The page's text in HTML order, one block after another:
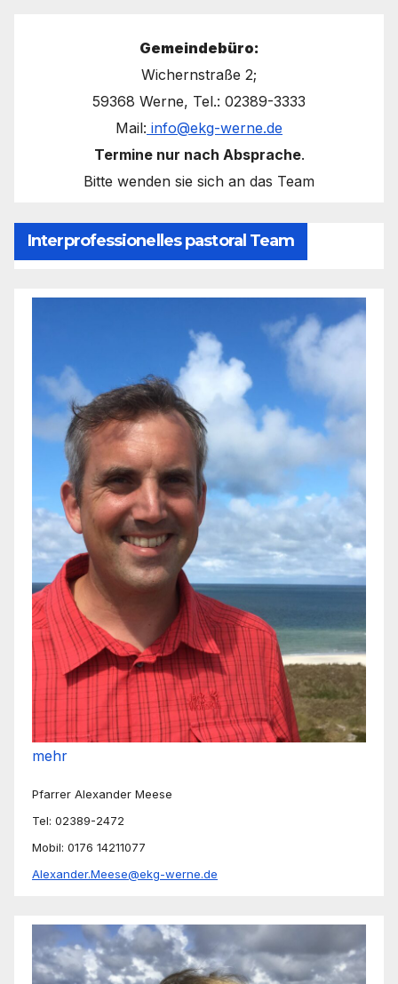
Gemeindebüro:
Wichernstraße 2;
59368 Werne, Tel.: 02389-3333
Mail: info@ekg-werne.de
Termine nur nach Absprache.
Bitte wenden sie sich an das Team
Interprofessionelles pastoral Team
mehr
Pfarrer Alexander Meese
Tel: 02389-2472
Mobil: 0176 14211077
Alexander.Meese@ekg-werne.de